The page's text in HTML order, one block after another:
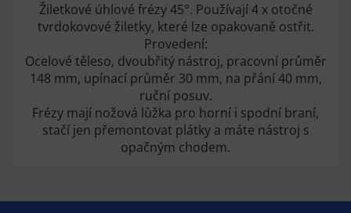
Žiletkové úhlové frézy 45°. Používají 4 x otočné
tvrdokovové žiletky, které lze opakovaně ostřit.
Provedení:
Ocelové těleso, dvoubřitý nástroj, pracovní průměr
148 mm, upínací průměr 30 mm, na přání 40 mm,
ruční posuv.
Frézy mají nožová lůžka pro horní i spodní braní,
stačí jen přemontovat plátky a máte nástroj s
opačným chodem.